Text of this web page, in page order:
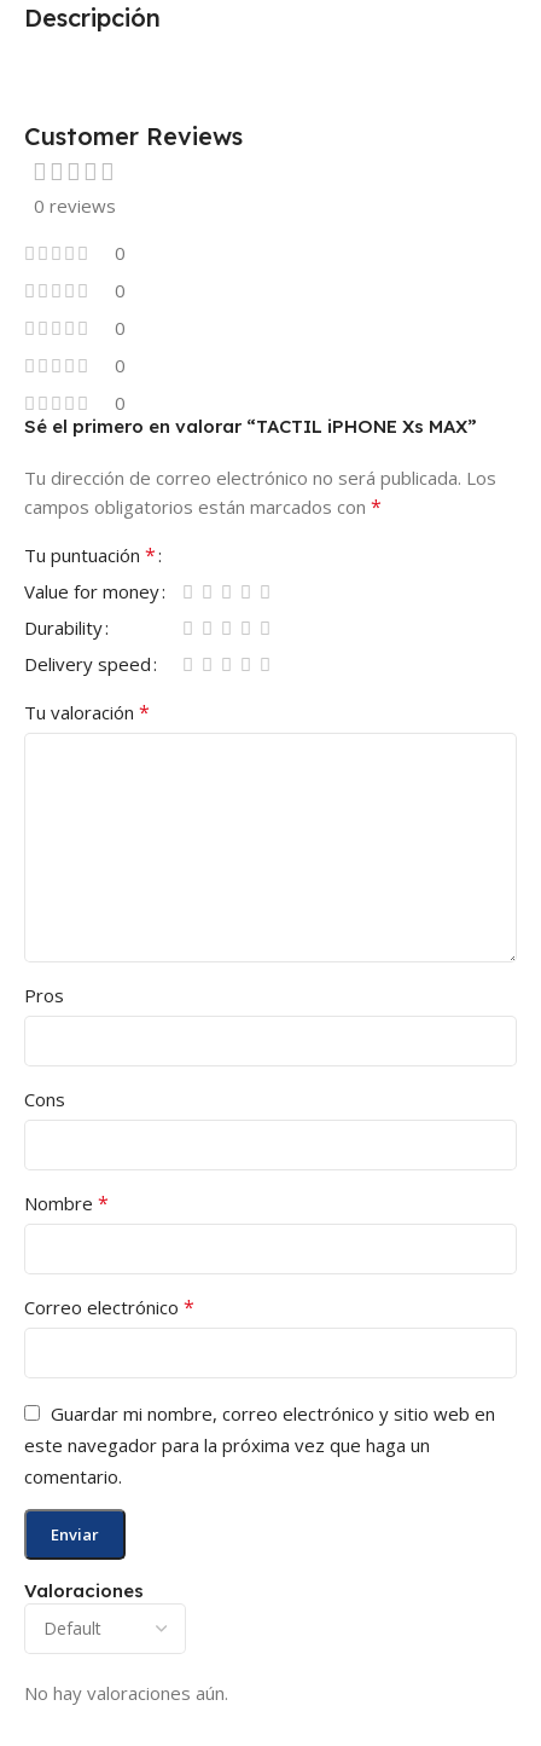
Descripción
Customer Reviews
0 reviews
0
0
0
0
0
Valoraciones
No hay valoraciones aún.
Sé el primero en valorar “TACTIL iPHONE Xs MAX”
Tu dirección de correo electrónico no será publicada. Los
campos obligatorios están marcados con *
Tu puntuación *
Value for money
Durability
Delivery speed
Tu valoración *
Pros
Cons
Nombre *
Correo electrónico *
Guardar mi nombre, correo electrónico y sitio web en
este navegador para la próxima vez que haga un
comentario.